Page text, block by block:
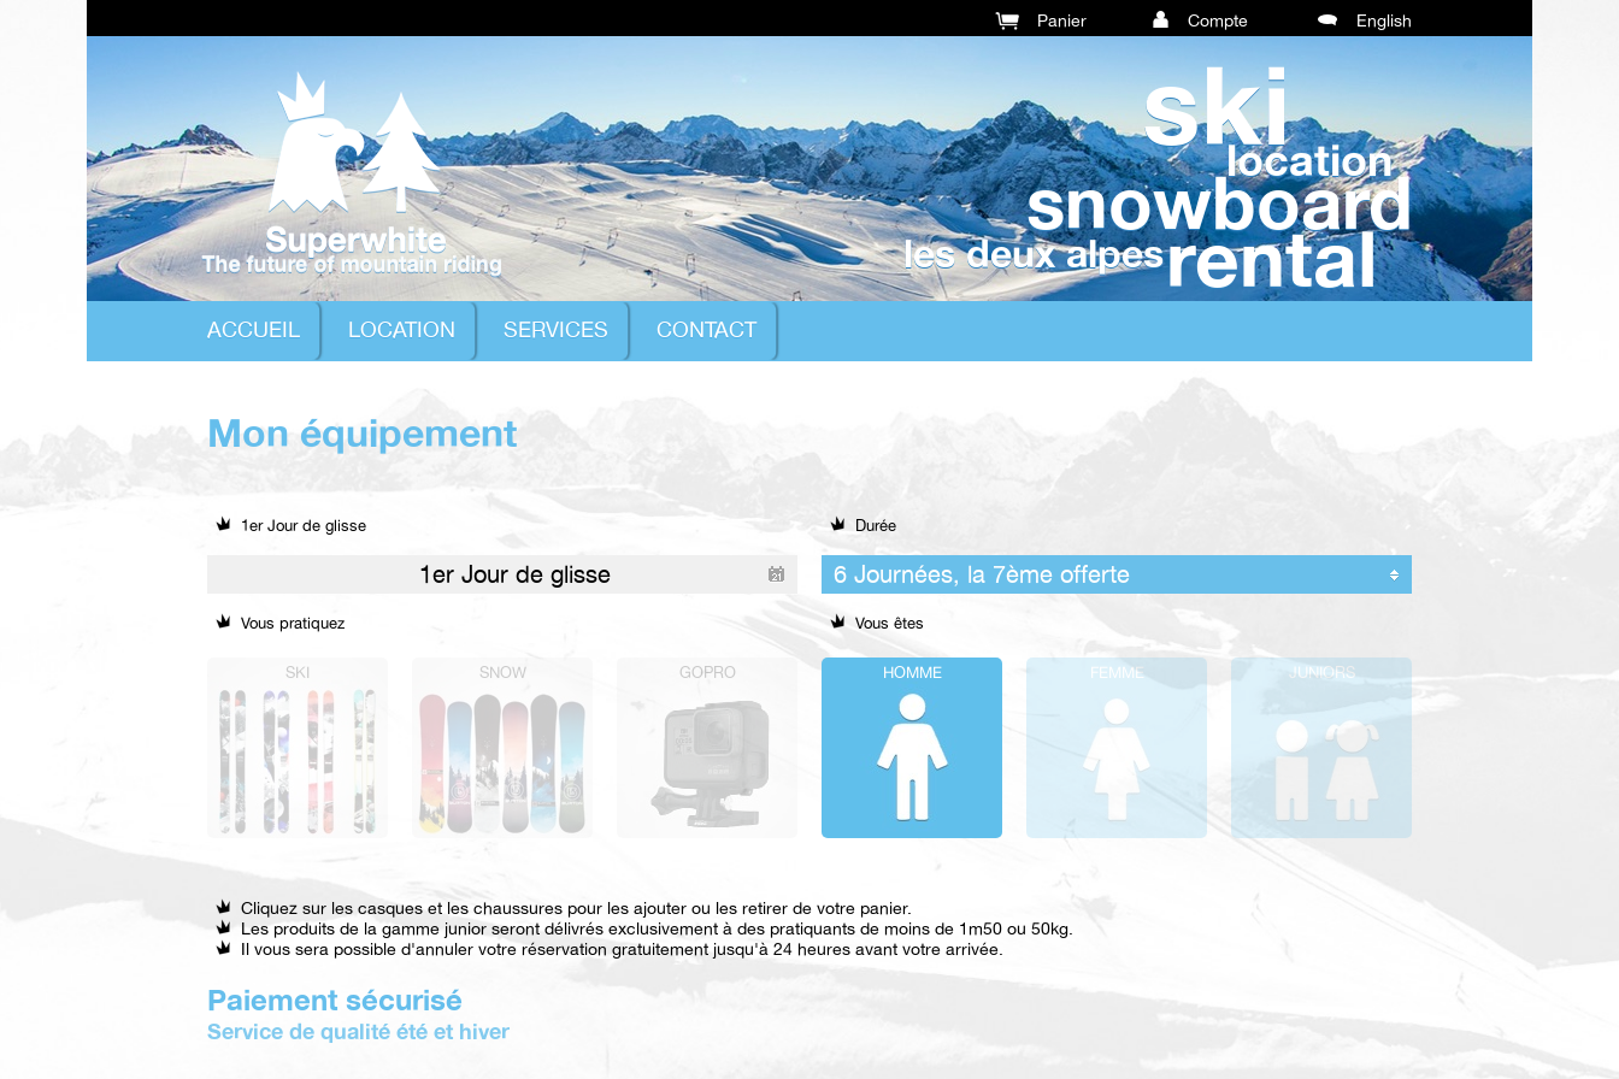
Panier Compte English
skilocation
snowboard
les deux alpesrental
ACCUEIL LOCATION SERVICES CONTACT
Mon équipement
1er Jour de glisse
Vous pratiquez
Durée
Vous êtes
SKI SNOW GOPRO HOMME FEMME JUNIORS
Cliquez sur les casques et les chaussures pour les ajouter ou les retirer de votre panier.
Les produits de la gamme junior seront délivrés exclusivement à des pratiquants de moins de 1m50 ou 50kg.
Il vous sera possible d'annuler votre réservation gratuitement jusqu'à 24 heures avant votre arrivée.
Paiement sécurisé
Service de qualité été et hiver